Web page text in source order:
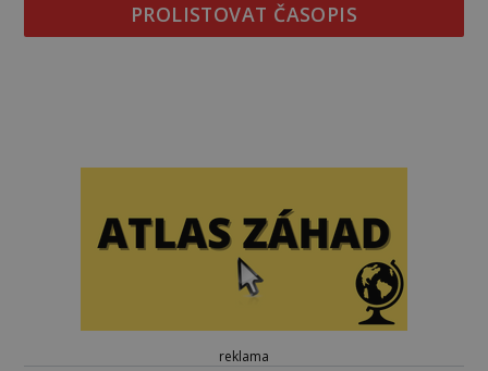
PROLISTOVAT ČASOPIS
reklama